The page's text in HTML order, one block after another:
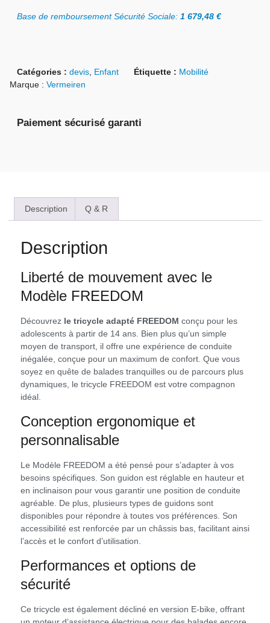
Base de remboursement Sécurité Sociale: 1 679,48 €
Catégories : devis Enfant Étiquette : Mobilité
Marque : Vermeiren
Paiement sécurisé garanti
Description Q & R
Description
Liberté de mouvement avec le
Modèle FREEDOM
Découvrez le tricycle adapté FREEDOM conçu pour les
adolescents à partir de 14 ans. Bien plus qu’un simple
moyen de transport, il offre une expérience de conduite
inégalée, conçue pour un maximum de confort. Que vous
soyez en quête de balades tranquilles ou de parcours plus
dynamiques, le tricycle FREEDOM est votre compagnon
idéal.
Conception ergonomique et
personnalisable
Le Modèle FREEDOM a été pensé pour s’adapter à vos
besoins spécifiques. Son guidon est réglable en hauteur et
en inclinaison pour vous garantir une position de conduite
agréable. De plus, plusieurs types de guidons sont
disponibles pour répondre à toutes vos préférences. Son
accessibilité est renforcée par un châssis bas, facilitant ainsi
l’accès et le confort d’utilisation.
Performances et options de
sécurité
Ce tricycle est également décliné en version E-bike, offrant